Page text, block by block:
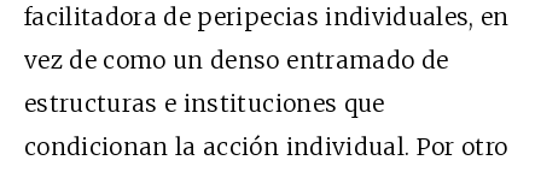
facilitadora de peripecias individuales, en
vez de como un denso entramado de
estructuras e instituciones que
condicionan la acción individual. Por otro